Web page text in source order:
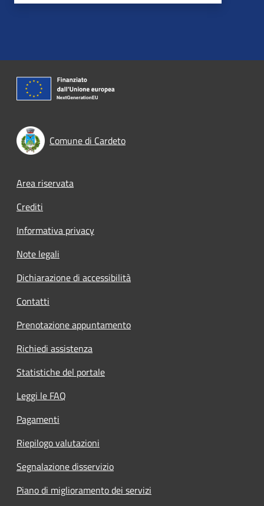
Comune di Cardeto
Footer menu
Area riservata
Crediti
Informativa privacy
Note legali
Dichiarazione di accessibilità
Contatti
Prenotazione appuntamento
Richiedi assistenza
Statistiche del portale
Leggi le FAQ
Pagamenti
Riepilogo valutazioni
Segnalazione disservizio
Piano di miglioramento dei servizi